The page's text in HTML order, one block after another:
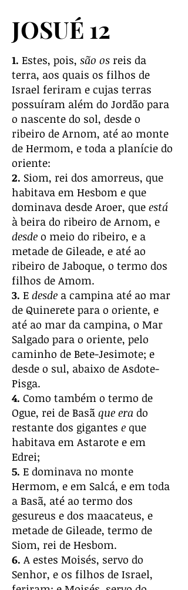
JOSUÉ 12
1. Estes, pois, são os reis da
terra, aos quais os filhos de
Israel feriram e cujas terras
possuíram além do Jordão para
o nascente do sol, desde o
ribeiro de Arnom, até ao monte
de Hermom, e toda a planície do
oriente:
2. Siom, rei dos amorreus, que
habitava em Hesbom e que
dominava desde Aroer, que está
à beira do ribeiro de Arnom, e
desde o meio do ribeiro, e a
metade de Gileade, e até ao
ribeiro de Jaboque, o termo dos
filhos de Amom.
3. E desde a campina até ao mar
de Quinerete para o oriente, e
até ao mar da campina, o Mar
Salgado para o oriente, pelo
caminho de Bete-Jesimote; e
desde o sul, abaixo de Asdote-
Pisga.
4. Como também o termo de
Ogue, rei de Basã que era do
restante dos gigantes e que
habitava em Astarote e em
Edrei;
5. E dominava no monte
Hermom, e em Salcá, e em toda
a Basã, até ao termo dos
gesureus e dos maacateus, e
metade de Gileade, termo de
Siom, rei de Hesbom.
6. A estes Moisés, servo do
Senhor, e os filhos de Israel,